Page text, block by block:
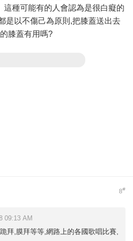
這種可能有的人會認為是很白癡的
是以不傷己為原則,把膝蓋送出去
膝蓋有用嗎?
8#
09:13 AM
拜,膜拜等等,網路上的各國歌唱比賽,